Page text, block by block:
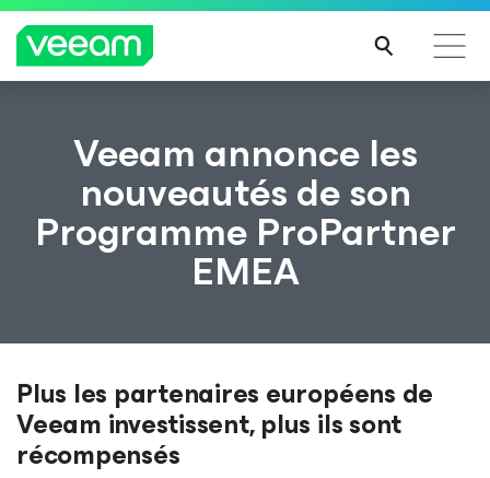
Recommandations de Veeam pour les clients
impactés par la mise à jour de CrowdStrike
LA
SUIT
Veeam annonce les
nouveautés de son
Programme ProPartner
EMEA
Plus les partenaires européens de
Veeam investissent, plus ils sont
récompensés